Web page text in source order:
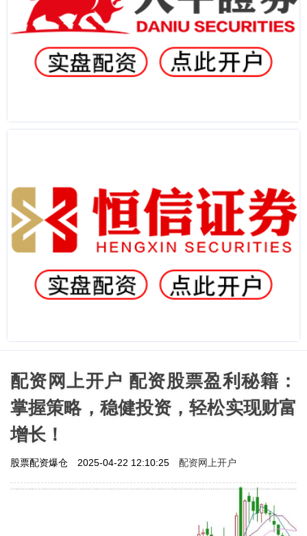
配资网上开户 配资股票盈利秘籍：
掌握策略，稳健投资，轻松实现财富
增长！
股票配资爆仓 2025-04-22 12:10:25 配资网上开户